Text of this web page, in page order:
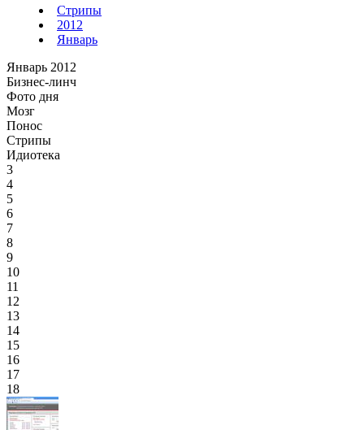
Стрипы
2012
Январь
Январь 2012
Бизнес-линч
Фото дня
Мозг
Понос
Стрипы
Идиотека
3
4
5
6
7
8
9
10
11
12
13
14
15
16
17
18